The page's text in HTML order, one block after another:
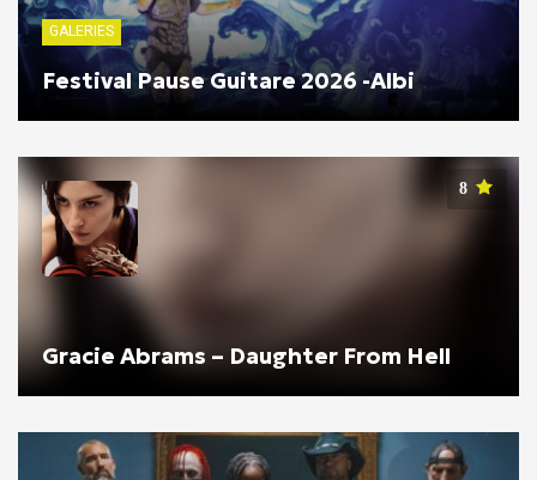
GALERIES
Festival Pause Guitare 2026 -Albi
8
Gracie Abrams – Daughter From Hell